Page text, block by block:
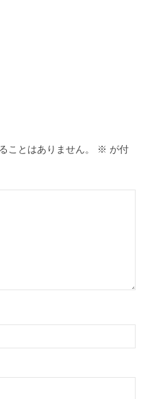
ことはありません。 ※ が付